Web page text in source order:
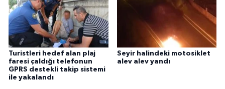
Turistleri hedef alan plaj
faresi çaldığı telefonun
GPRS destekli takip sistemi
ile yakalandı
Seyir halindeki motosiklet
alev alev yandı